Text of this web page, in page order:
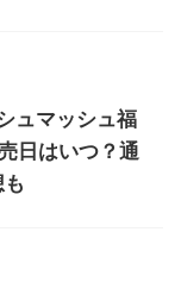
ュマッシュ福
日はいつ？通